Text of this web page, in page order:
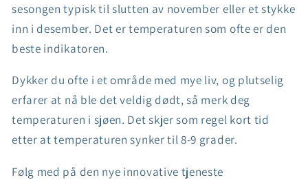
sesongen typisk til slutten av november eller et stykke
inn i desember. Det er temperaturen som ofte er den
beste indikatoren.
Dykker du ofte i et område med mye liv, og plutselig
erfarer at nå ble det veldig dødt, så merk deg
temperaturen i sjøen. Det skjer som regel kort tid
etter at temperaturen synker til 8-9 grader.
Følg med på den nye innovative tjeneste